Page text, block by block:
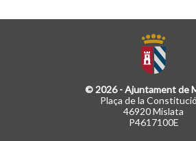
© 2026 - Ajuntament de
Plaça de la
46920 Mislata
P4617100E